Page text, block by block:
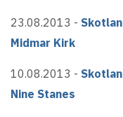
23.08.2013 -
Midmar Kirk
10.08.2013 -
Nine Stanes